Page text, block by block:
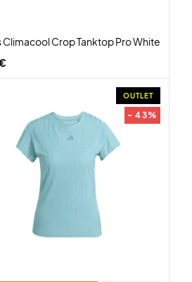
Climacool Crop Tanktop Pro White
OUTLET
- 43%